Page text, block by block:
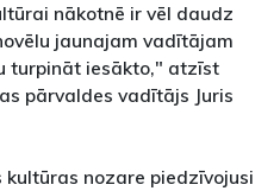
nākotnē ir vēl daudz
jaunajam vadītājam
turpināt iesākto," atzīst
pārvaldes vadītājs Juris
nozare piedzīvojusi